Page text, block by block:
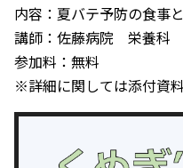
内容：夏バテ予防の食事
講師：佐藤病院 栄養科
参加料：無料
※詳細に関しては添付資